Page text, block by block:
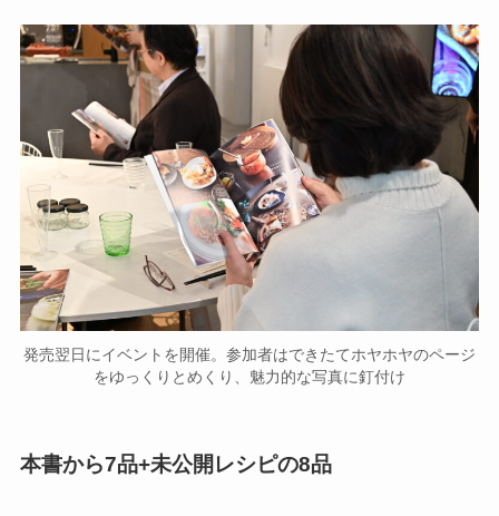
発売翌日にイベントを開催。参加者はできたてホヤホヤのページ
をゆっくりとめくり、魅力的な写真に釘付け
本書から7品+未公開レシピの8品